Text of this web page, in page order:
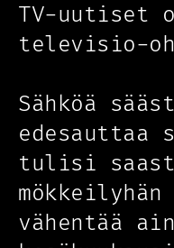
TV-uutiset
televisio-
Sähköä
tulisi
vähentää